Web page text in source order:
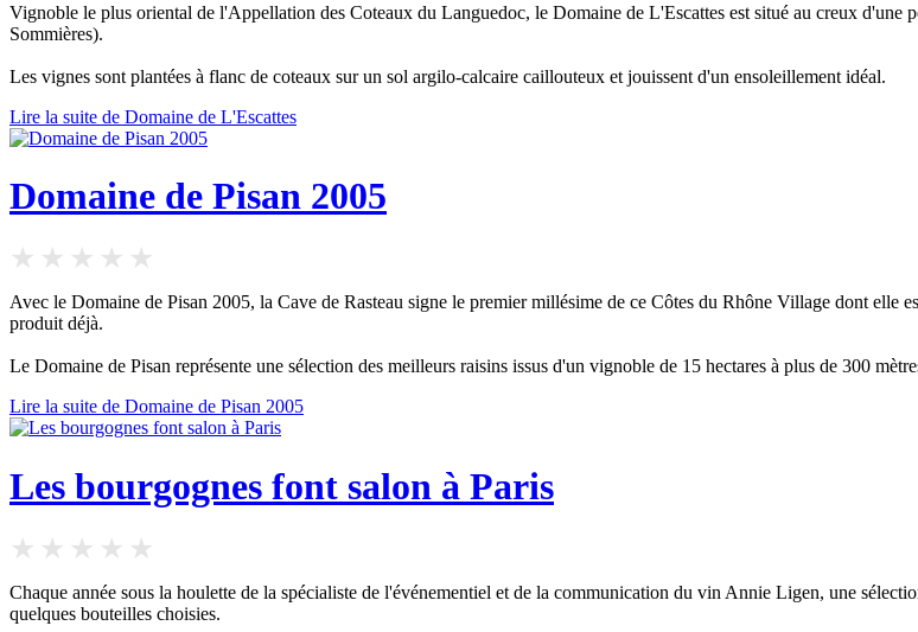
Vignoble le plus oriental de l'Appellation des Coteaux du Languedoc, le Domaine de L'Escattes est situé au creux
Sommières).
Les vignes sont plantées à flanc de coteaux sur un sol argilo-calcaire caillouteux et jouissent d'un ensoleillement idéal.
Lire la suite de Domaine de L'Escattes
Domaine de Pisan 2005
Avec le Domaine de Pisan 2005, la Cave de Rasteau signe le premier millésime de ce Côtes du Rhône Village dont elle
produit déjà.
Le Domaine de Pisan représente une sélection des meilleurs raisins issus d'un vignoble de 15 hectares à plus de 300
Lire la suite de Domaine de Pisan 2005
Les bourgognes font salon à Paris
Chaque année sous la houlette de la spécialiste de l'événementiel et de la communication du vin Annie Ligen, une
quelques bouteilles choisies.